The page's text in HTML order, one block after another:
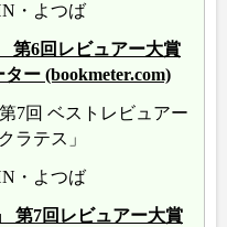
・よつば
第6回レビュアー大賞
ー (bookmeter.com)
7回 ベストレビュアー
ラテス」
・よつば
第7回レビュアー大賞